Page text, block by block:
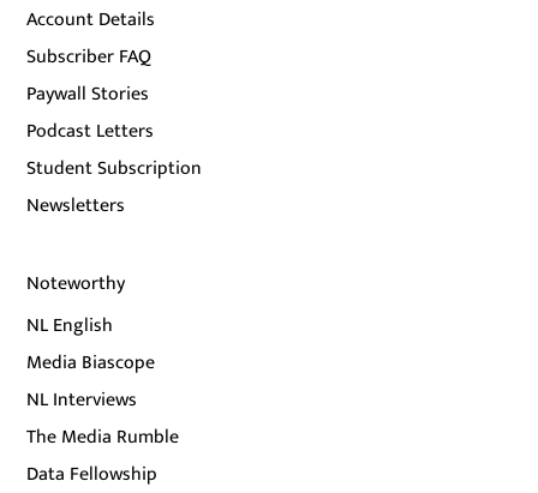
Account Details
Subscriber FAQ
Paywall Stories
Podcast Letters
Student Subscription
Newsletters
Noteworthy
NL English
Media Biascope
NL Interviews
The Media Rumble
Data Fellowship